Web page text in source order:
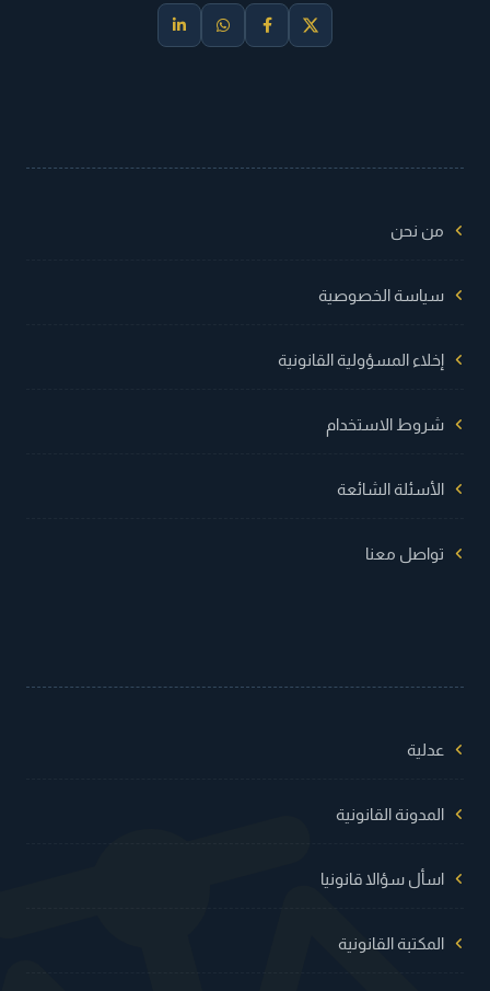
من نحن
سياسة الخصوصية
إخلاء المسؤولية القانونية
شروط الاستخدام
الأسئلة الشائعة
تواصل معنا
عدلية
المدونة القانونية
اسأل سؤالا قانونيا
المكتبة القانونية